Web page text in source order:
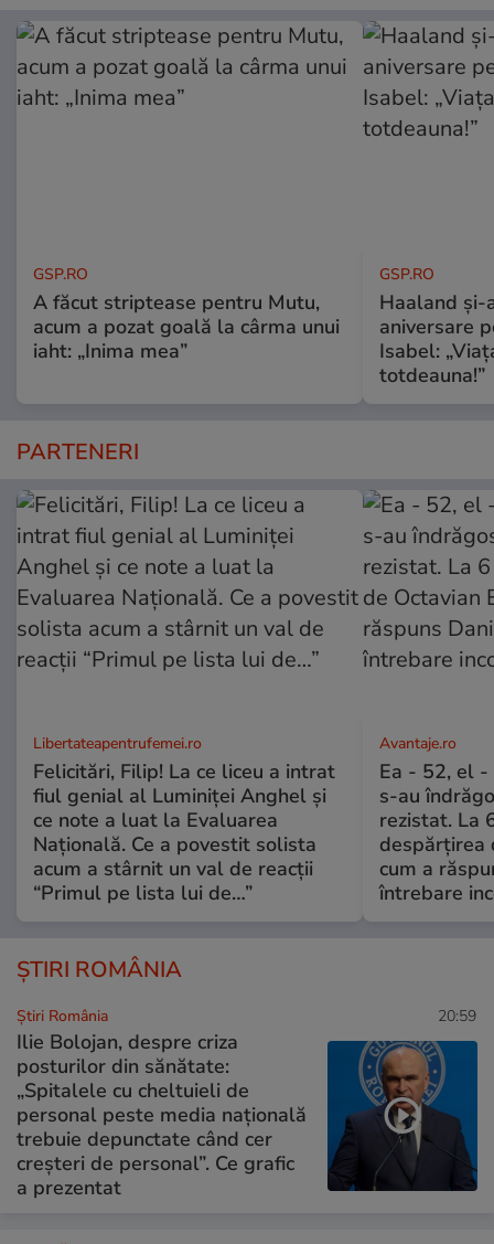
GSP.RO
A făcut striptease pentru Mutu,
acum a pozat goală la cârma unui
iaht: „Inima mea”
GSP.RO
Haaland
aniversare
Isabel:
totdeauna!”
PARTENERI
Libertateapentrufemei.ro
Felicitări, Filip! La ce liceu a intrat
fiul genial al Luminiței Anghel și
ce note a luat la Evaluarea
Națională. Ce a povestit solista
acum a stârnit un val de reacții
“Primul pe lista lui de…”
Avantaje.ro
Ea - 52, el -
s-au
rezistat. La
despărțirea
cum a
întrebare
ȘTIRI ROMÂNIA
Știri România 20:59
Ilie Bolojan, despre criza
posturilor din sănătate:
„Spitalele cu cheltuieli de
personal peste media națională
trebuie depunctate când cer
creșteri de personal”. Ce grafic
a prezentat